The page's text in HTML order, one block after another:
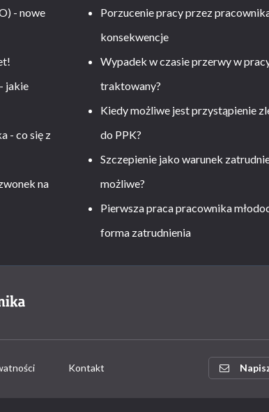
- nowe
jakie
- co się z
na
Porzucenie pracy przez
konsekwencje
Wypadek w czasie przerwy w
traktowany?
Kiedy możliwe jest przystąpienie
do PPK?
Szczepienie jako warunek
możliwe?
Pierwsza praca pracownika
forma zatrudnienia
Kontakt